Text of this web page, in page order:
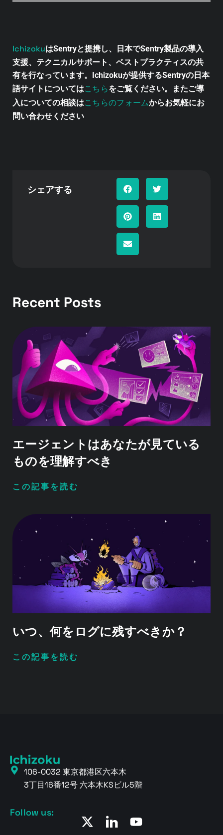
IchizokuはSentryと提携し、日本でSentry製品の導入
支援、テクニカルサポート、ベストプラクティスの共
有を行なっています。Ichizokuが提供するSentryの日本
語サイトについてはこちらをご覧ください。またご導
入についての相談はこちらのフォームからお気軽にお
問い合わせください
シェアする
Recent Posts
エージェントはあなたが見ている
ものを理解すべき
この記事を読む
いつ、何をログに残すべきか？
この記事を読む
106-0032 東京都港区六本木
3丁目16番12号 六本木KSビル5階
Follow us: